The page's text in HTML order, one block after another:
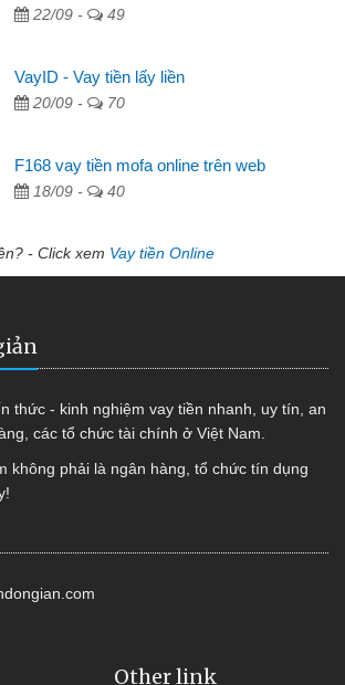
22/09 - 49
VayID - Vay tiền lấy liền
20/09 - 70
F168 vay tiền mofa online trên web
18/09 - 40
- Click xem Vay tiền Online
thức - kinh nghiệm vay tiền nhanh, uy tín, an
các tổ chức tài chính ở Việt Nam.
không phải là ngân hàng, tổ chức tín dụng
Other link